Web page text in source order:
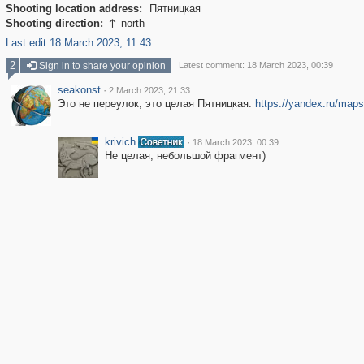
Shooting location address:
Пятницкая
Shooting direction:  north
Last edit 18 March 2023, 11:43
2 Sign in to share your opinion Latest comment: 18 March 2023, 00:39
seakonst · 2 March 2023, 21:33
Это не переулок, это целая Пятницкая: https://yandex.ru/
krivich · 18 March 2023, 00:39
Не целая, небольшой фрагмент)